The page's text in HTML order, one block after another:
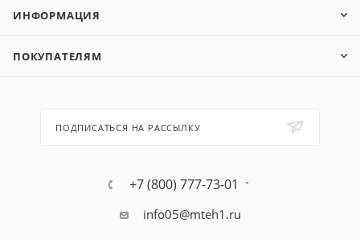
ИНФОРМАЦИЯ
ПОКУПАТЕЛЯМ
ПОДПИСАТЬСЯ НА РАССЫЛКУ
+7 (800) 777-73-01
info05@mteh1.ru